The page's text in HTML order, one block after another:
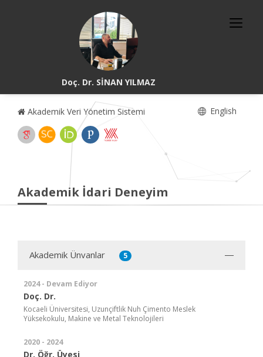
Doç. Dr. SİNAN YILMAZ
Akademik Veri Yönetim Sistemi English
Akademik İdari Deneyim
Akademik Ünvanlar 5
2024 - Devam Ediyor
Doç. Dr.
Kocaeli Üniversitesi, Uzunçiftlik Nuh Çimento Meslek
Yüksekokulu, Makine ve Metal Teknolojileri
2020 - 2024
Dr. Öğr. Üyesi